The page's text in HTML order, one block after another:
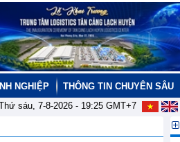
NGHIỆP THÔNG TIN CHUYÊN SÂU
sáu, 7-8-2026 - 19:25GMT+7